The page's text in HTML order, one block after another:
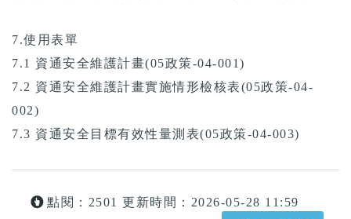
7.使用表單
7.1 資通安全維護計畫(05政策-04-001)
7.2 資通安全維護計畫實施情形檢核表(05政策-04-
002)
7.3 資通安全目標有效性量測表(05政策-04-003)
點閱：2501 更新時間：2026-05-28 11:59